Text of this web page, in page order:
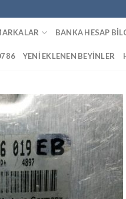
BANKA HESAP
86 YENI EKLENEN BEYINLER
İstek
Listeme
Ekle